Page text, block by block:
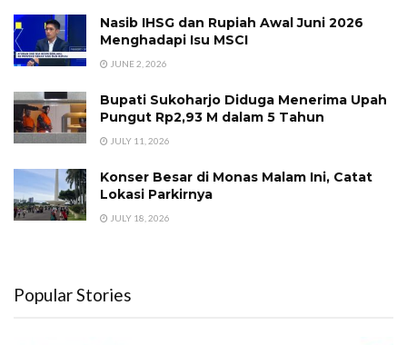
Nasib IHSG dan Rupiah Awal Juni 2026
Menghadapi Isu MSCI
JUNE 2, 2026
Bupati Sukoharjo Diduga Menerima Upah
Pungut Rp2,93 M dalam 5 Tahun
JULY 11, 2026
Konser Besar di Monas Malam Ini, Catat
Lokasi Parkirnya
JULY 18, 2026
Popular Stories